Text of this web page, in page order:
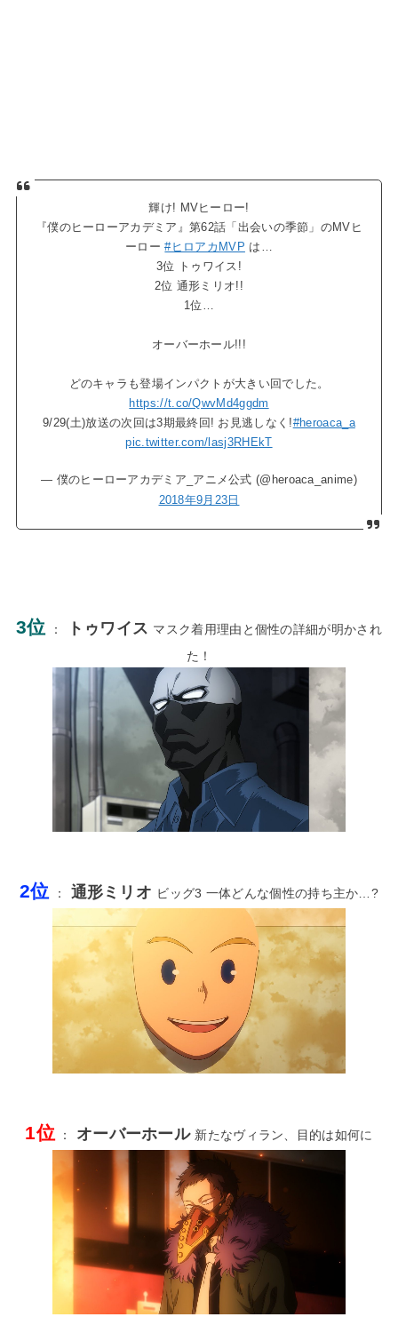
輝け! MVヒーロー!
『僕のヒーローアカデミア』第62話「出会いの季節」のMVヒ
ーロー#ヒロアカMVP は…
3位 トゥワイス!
2位 通形ミリオ!!
1位…
オーバーホール!!!
どのキャラも登場インパクトが大きい回でした。
https://t.co/QwvMd4ggdm
9/29(土)放送の次回は3期最終回! お見逃しなく!#heroaca_a
pic.twitter.com/lasj3RHEkT
— 僕のヒーローアカデミア_アニメ公式 (@heroaca_anime)
2018年9月23日
3位 ： トゥワイス マスク着用理由と個性の詳細が明かされ
た！
2位 ： 通形ミリオ ビッグ3 一体どんな個性の持ち主か…?
1位 ： オーバーホール 新たなヴィラン、目的は如何に